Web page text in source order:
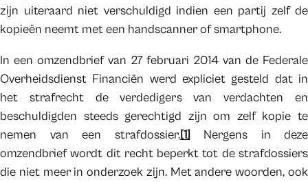
zijn uiteraard niet verschuldigd indien een partij zelf de
kopieën neemt met een handscanner of smartphone.
In een omzendbrief van 27 februari 2014 van de Federale
Overheidsdienst Financiën werd expliciet gesteld dat in
het strafrecht de verdedigers van verdachten en
beschuldigden steeds gerechtigd zijn om zelf kopie te
nemen van een strafdossier.[1] Nergens in deze
omzendbrief wordt dit recht beperkt tot de strafdossiers
die niet meer in onderzoek zijn. Met andere woorden, ook